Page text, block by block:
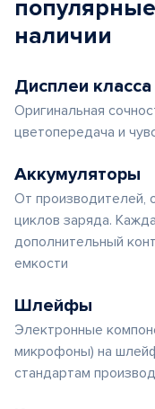
популярные
наличии
Дисплеи
Оригинальная
цветопередача и
Аккумуляторы
От производителей,
циклов заряда.
дополнительный
емкости
Шлейфы
Электронные
микрофоны) на
стандартам